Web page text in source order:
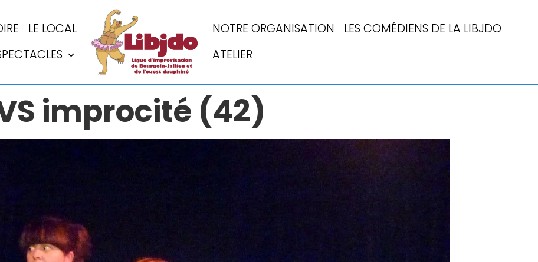
LE LOCAL
NOTRE ORGANISATION
LES COMÉDIENS DE LA LIBJDO
ATELIER
improcité (42)